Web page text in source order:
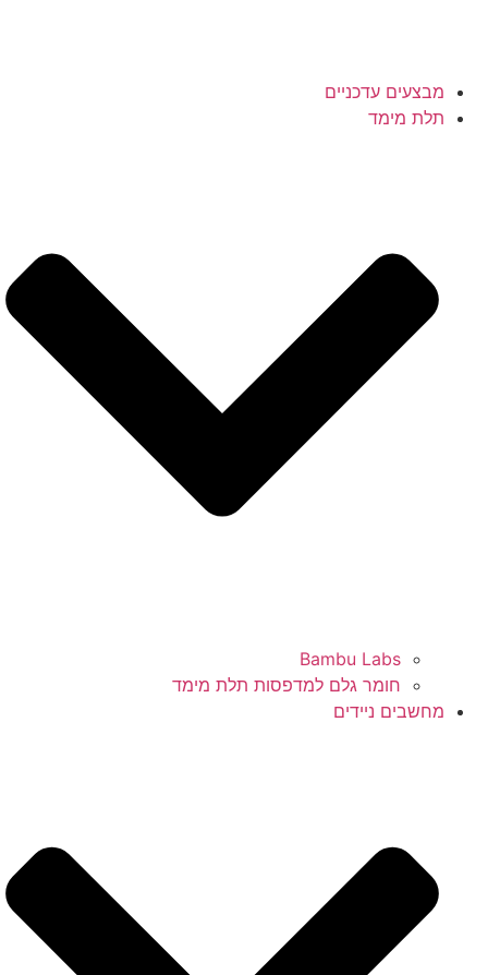
מבצעים עדכניים
תלת מימד
Bambu Labs
חומר גלם למדפסות תלת מימד
מחשבים ניידים